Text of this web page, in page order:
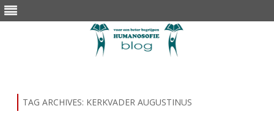
TAG ARCHIVES: KERKVADER AUGUSTINUS